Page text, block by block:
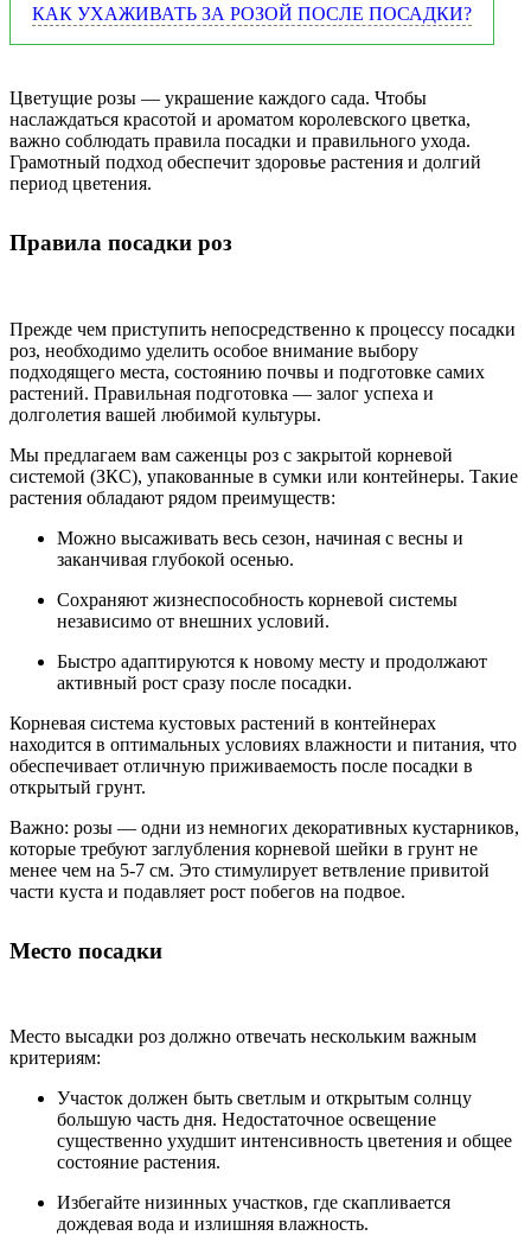
КАК УХАЖИВАТЬ ЗА РОЗОЙ ПОСЛЕ ПОСАДКИ?
Цветущие розы — украшение каждого сада. Чтобы
наслаждаться красотой и ароматом королевского цветка,
важно соблюдать правила посадки и правильного ухода.
Грамотный подход обеспечит здоровье растения и долгий
период цветения.
Правила посадки роз
Прежде чем приступить непосредственно к процессу посадки
роз, необходимо уделить особое внимание выбору
подходящего места, состоянию почвы и подготовке самих
растений. Правильная подготовка — залог успеха и
долголетия вашей любимой культуры.
Мы предлагаем вам саженцы роз с закрытой корневой
системой (ЗКС), упакованные в сумки или контейнеры. Такие
растения обладают рядом преимуществ:
Можно высаживать весь сезон, начиная с весны и
заканчивая глубокой осенью.
Сохраняют жизнеспособность корневой системы
независимо от внешних условий.
Быстро адаптируются к новому месту и продолжают
активный рост сразу после посадки.
Корневая система кустовых растений в контейнерах
находится в оптимальных условиях влажности и питания, что
обеспечивает отличную приживаемость после посадки в
открытый грунт.
Важно: розы — одни из немногих декоративных кустарников,
которые требуют заглубления корневой шейки в грунт не
менее чем на 5-7 см. Это стимулирует ветвление привитой
части куста и подавляет рост побегов на подвое.
Место посадки
Место высадки роз должно отвечать нескольким важным
критериям:
Участок должен быть светлым и открытым солнцу
большую часть дня. Недостаточное освещение
существенно ухудшит интенсивность цветения и общее
состояние растения.
Избегайте низинных участков, где скапливается
дождевая вода и излишняя влажность.